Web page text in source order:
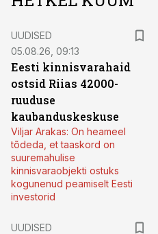
UUDISED
05.08.26, 09:13
Eesti kinnisvarahaid
ostsid Riias 42000-
ruuduse
kaubanduskeskuse
Viljar Arakas: On heameel
tõdeda, et taaskord on
suuremahulise
kinnisvaraobjekti ostuks
kogunenud peamiselt Eesti
investorid
UUDISED